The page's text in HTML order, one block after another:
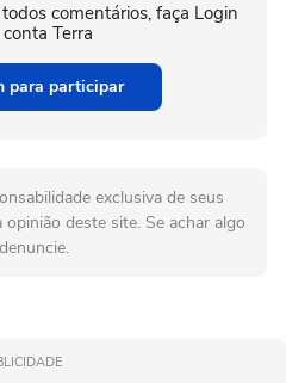
comentários, faça Login
Terra
para participar
exclusiva de seus
deste site. Se achar algo